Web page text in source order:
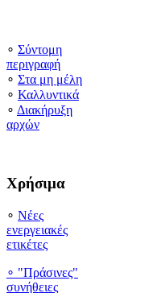
∘ Σύντομη
περιγραφή
∘ Στα μη μέλη
∘ Καλλυντικά
∘ Διακήρυξη
αρχών
Χρήσιμα
∘ Νέες
ενεργειακές
ετικέτες
∘ "Πράσινες"
συνήθειες